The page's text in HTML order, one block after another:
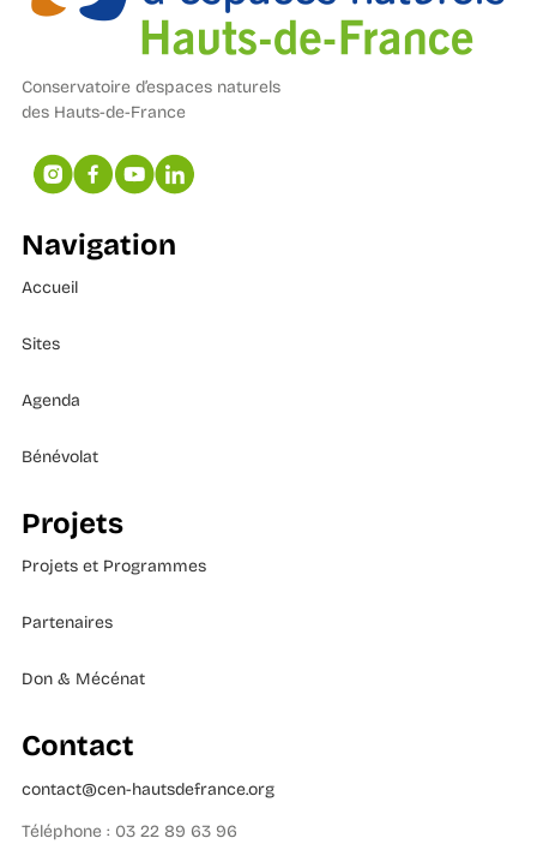
Conservatoire d’espaces naturels
des Hauts-de-France
Navigation
Accueil
Sites
Agenda
Bénévolat
Projets
Projets et Programmes
Partenaires
Don & Mécénat
Contact
contact@cen-hautsdefrance.org
Téléphone : 03 22 89 63 96